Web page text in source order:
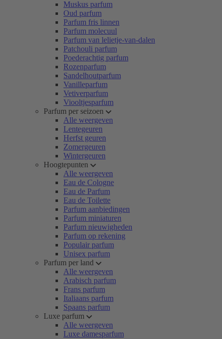
Muskus parfum
Oud parfum
Parfum fris linnen
Parfum molecuul
Parfum van lelietje-van-dalen
Patchouli parfum
Poederachtig parfum
Rozenparfum
Sandelhoutparfum
Vanilleparfum
Vetiverparfum
Viooltjesparfum
Parfum per seizoen
Alle weergeven
Lentegeuren
Herfst geuren
Zomergeuren
Wintergeuren
Hoogtepunten
Alle weergeven
Eau de Cologne
Eau de Parfum
Eau de Toilette
Parfum aanbiedingen
Parfum miniaturen
Parfum nieuwigheden
Parfum op rekening
Populair parfum
Unisex parfum
Parfum per land
Alle weergeven
Arabisch parfum
Frans parfum
Italiaans parfum
Spaans parfum
Luxe parfum
Alle weergeven
Luxe damesparfum